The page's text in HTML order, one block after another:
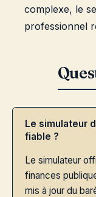
complexe, le
professionnel
Le simulateur
fiable ?
Le simulateur
finances
mis à jour du